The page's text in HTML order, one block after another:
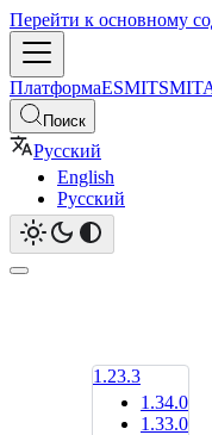
Перейти к основному
ПлатформаESMITSM
Поиск
Русский
English
Русский
1.23.3
1.34.0
1.33.0